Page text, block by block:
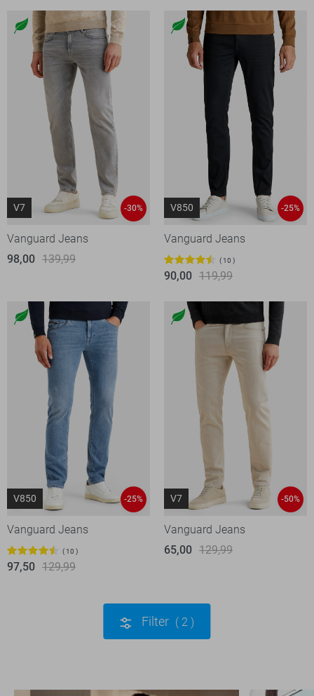
V7 -30%
Vanguard Jeans
98,00 139,99
V850 -25%
Vanguard Jeans
10
90,00 119,99
V850 -25%
Vanguard Jeans
10
97,50 129,99
V7 -50%
Vanguard Jeans
65,00 129,99
Filter 2